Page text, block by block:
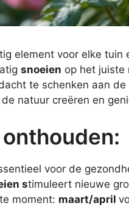
element voor elke tuin
snoeien op het juiste
te schenken aan
natuur creëren en
voor de
stimuleert nieuwe
moment: maart/april